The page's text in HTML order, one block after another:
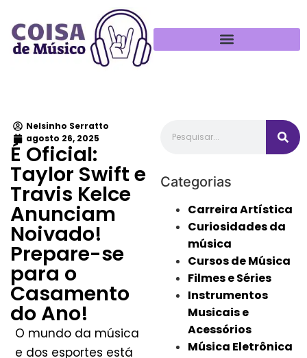
Nelsinho Serratto
agosto 26, 2025
É Oficial:
Taylor Swift e
Travis Kelce
Anunciam
Noivado!
Prepare-se
para o
Casamento
do Ano!
O mundo da música
e dos esportes está
Categorias
Carreira Artística
Curiosidades da
música
Cursos de Música
Filmes e Séries
Instrumentos
Musicais e
Acessórios
Música Eletrônica